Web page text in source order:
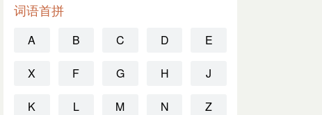
词语首拼
A B C D E
X F G H J
K L M N Z